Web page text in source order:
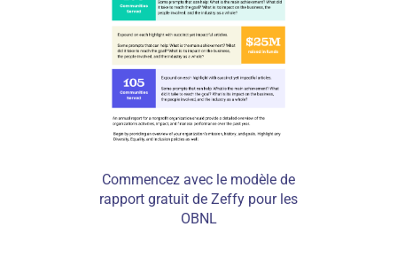
Commencez avec le modèle de
rapport gratuit de Zeffy pour les
OBNL